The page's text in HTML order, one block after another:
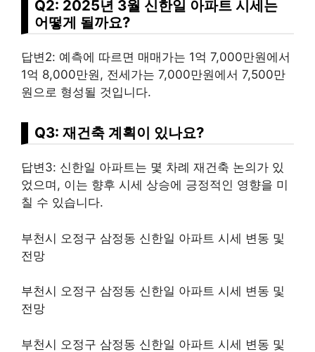
Q2: 2025년 3월 신한일 아파트 시세는
어떻게 될까요?
답변2: 예측에 따르면 매매가는 1억 7,000만원에서
1억 8,000만원, 전세가는 7,000만원에서 7,500만
원으로 형성될 것입니다.
Q3: 재건축 계획이 있나요?
답변3: 신한일 아파트는 몇 차례 재건축 논의가 있
었으며, 이는 향후 시세 상승에 긍정적인 영향을 미
칠 수 있습니다.
부천시 오정구 삼정동 신한일 아파트 시세 변동 및
전망
부천시 오정구 삼정동 신한일 아파트 시세 변동 및
전망
부천시 오정구 삼정동 신한일 아파트 시세 변동 및